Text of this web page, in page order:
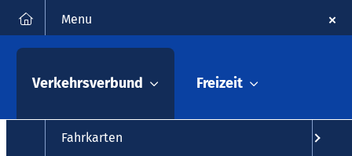
Verkehrsverbund Freizeit
Menu
Fahrkarten